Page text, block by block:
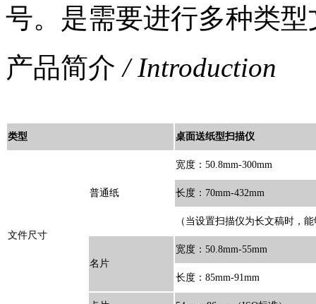
号。是需要进行多种类
产品简介 / Introduction
类型 桌面送纸型扫描仪
文件尺寸
普通纸
宽度：50.8mm-300mm
长度：70mm-432mm
（当设置扫描仪为长文稿时，
名片
宽度：50.8mm-55mm
长度：85mm-91mm